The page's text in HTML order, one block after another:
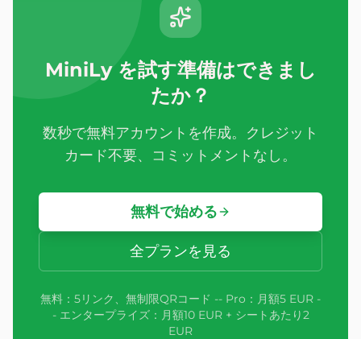
MiniLy を試す準備はできまし
たか？
数秒で無料アカウントを作成。クレジット
カード不要、コミットメントなし。
無料で始める
全プランを見る
無料：5リンク、無制限QRコード -- Pro：月額5 EUR -
- エンタープライズ：月額10 EUR + シートあたり2
EUR